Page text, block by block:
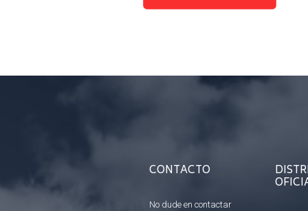
CONTACTO
No dude en contactar